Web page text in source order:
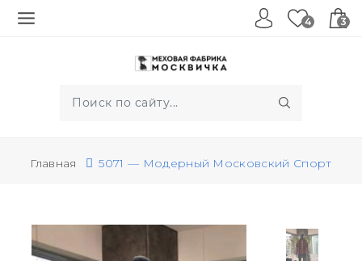
4 3
Главная 5071 — Модерный Московский Спорт